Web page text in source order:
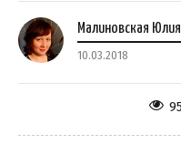
Малиновская Юлия
10.03.2018